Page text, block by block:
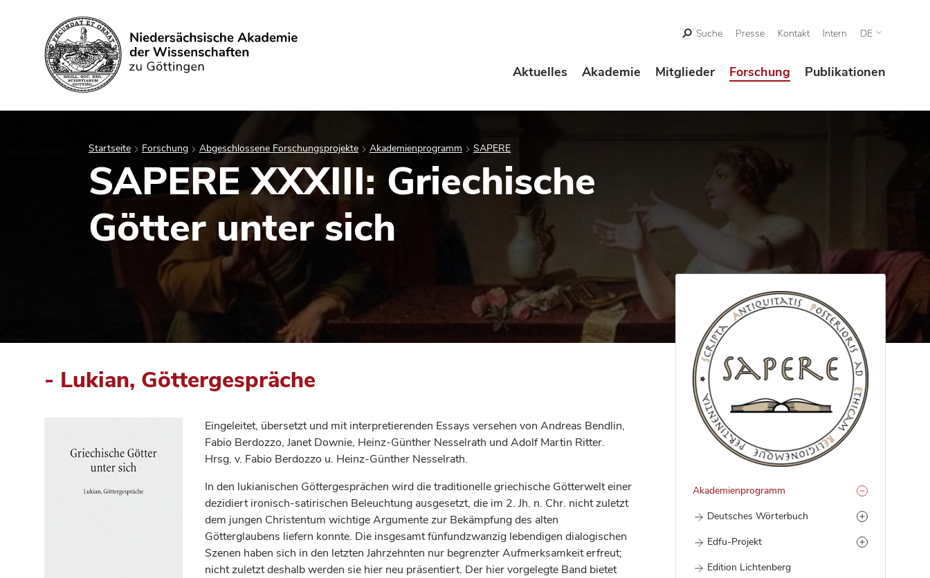
Suchen
Suche Presse Kontakt Intern DE
Aktuelles Akademie Mitglieder Forschung Publikationen
Startseite Forschung Abgeschlossene Forschungsprojekte Akademienprogramm SAPERE
SAPERE XXXIII: Griechische
Götter unter sich
Akademienprogramm
Deutsches Wörterbuch
Edfu-Projekt
Edition Lichtenberg
- Lukian, Göttergespräche
Eingeleitet, übersetzt und mit interpretierenden Essays versehen von Andreas Bendlin,
Fabio Berdozzo, Janet Downie, Heinz-Günther Nesselrath und Adolf Martin Ritter.
Hrsg. v. Fabio Berdozzo u. Heinz-Günther Nesselrath.
In den lukianischen Göttergesprächen wird die traditionelle griechische Götterwelt einer
dezidiert ironisch-satirischen Beleuchtung ausgesetzt, die im 2. Jh. n. Chr. nicht zuletzt
dem jungen Christentum wichtige Argumente zur Bekämpfung des alten
Götterglaubens liefern konnte. Die insgesamt fünfundzwanzig lebendigen dialogischen
Szenen haben sich in den letzten Jahrzehnten nur begrenzter Aufmerksamkeit erfreut;
nicht zuletzt deshalb werden sie hier neu präsentiert. Der hier vorgelegte Band bietet